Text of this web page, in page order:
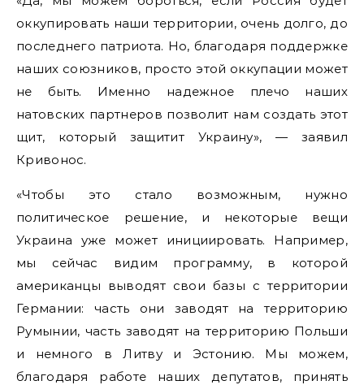
оккупировать наши территории, очень долго, до
последнего патриота. Но, благодаря поддержке
наших союзников, просто этой оккупации может
не быть. Именно надежное плечо наших
натовских партнеров позволит нам создать этот
щит, который защитит Украину», — заявил
Кривонос.
«Чтобы это стало возможным, нужно
политическое решение, и некоторые вещи
Украина уже может инициировать. Например,
мы сейчас видим программу, в которой
американцы выводят свои базы с территории
Германии: часть они заводят на территорию
Румынии, часть заводят на территорию Польши
и немного в Литву и Эстонию. Мы можем,
благодаря работе наших депутатов, принять